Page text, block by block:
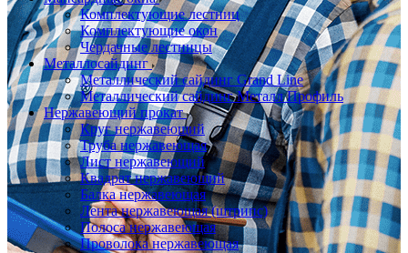
Комплектующие лестниц
Комплектующие окон
Чердачные лестницы
Металлосайдинг
Металлический сайдинг Grand Line
Металлический сайдинг Металл Профиль
Нержавеющий прокат
Круг нержавеющий
Труба нержавеющая
Лист нержавеющий
Квадрат нержавеющий
Балка нержавеющая
Лента нержавеющая (штрипс)
Полоса нержавеющая
Проволока нержавеющая